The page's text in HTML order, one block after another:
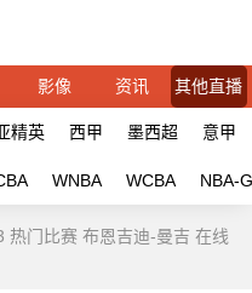
影像 资讯 其他直播
精英 西甲 墨西超 意甲
WNBA WCBA NBA-G
热门比赛 布恩吉迪-曼吉 在线